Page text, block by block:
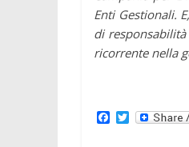
Enti Gestionali.
di
ricorrente nella
T